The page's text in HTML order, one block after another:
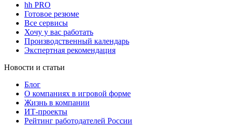
hh PRO
Готовое резюме
Все сервисы
Хочу у вас работать
Производственный календарь
Экспертная рекомендация
Новости и статьи
Блог
О компаниях в игровой форме
Жизнь в компании
ИТ-проекты
Рейтинг работодателей России